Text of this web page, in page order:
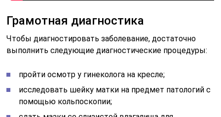
Грамотная диагностика
Чтобы диагностировать заболевание, достаточно
выполнить следующие диагностические процедуры:
пройти осмотр у гинеколога на кресле;
исследовать шейку матки на предмет патологий с
помощью кольпоскопии;